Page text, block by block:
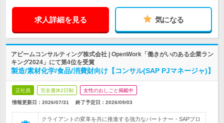
求人詳細を見る 気になる
アビームコンサルティング株式会社 | OpenWork「働きがいのある企業ラン
キング2024」にて第4位を受賞
製造/素材化学/食品/消費財向け【コンサル(SAP PJマネージャ)】
正社員 完全週休2日制 女性のおしごと掲載中
情報更新日：2026/07/31 終了予定日： 2026/09/03
クライアントの変革を共に推進する強力なパートナー・SAPプロ